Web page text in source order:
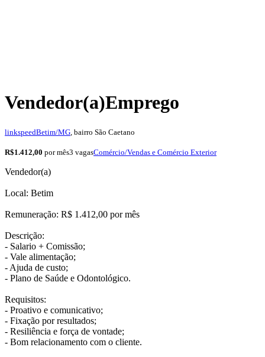
Vendedor(a)Emprego
linkspeedBetim/MG , bairro São Caetano
R$1.412,00 por mês3 vagasComércio/Vendas e Comércio Exterior
Vendedor(a)
Local: Betim
Remuneração: R$ 1.412,00 por mês
Descrição:
- Salario + Comissão;
- Vale alimentação;
- Ajuda de custo;
- Plano de Saúde e Odontológico.
Requisitos:
- Proativo e comunicativo;
- Fixação por resultados;
- Resiliência e força de vontade;
- Bom relacionamento com o cliente.